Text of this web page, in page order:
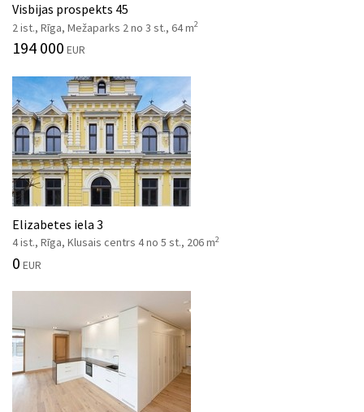
Visbijas prospekts 45
2 ist., Rīga, Mežaparks 2 no 3 st., 64 m2
194 000 EUR
Elizabetes iela 3
4 ist., Rīga, Klusais centrs 4 no 5 st., 206 m2
0 EUR